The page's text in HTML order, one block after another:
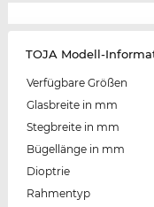
TOJA Modell-
Verfügbare Größen
Glasbreite in mm
Stegbreite in mm
Bügellänge in mm
Dioptrie
Rahmentyp